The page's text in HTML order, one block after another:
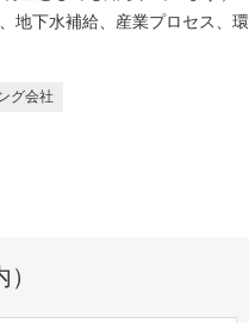
地下水補給、産業プロセス、環
グ会社